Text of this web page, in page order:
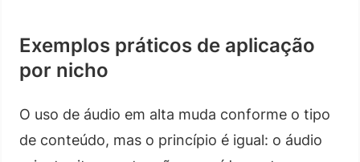
Exemplos práticos de aplicação
por nicho
O uso de áudio em alta muda conforme o tipo
de conteúdo, mas o princípio é igual: o áudio